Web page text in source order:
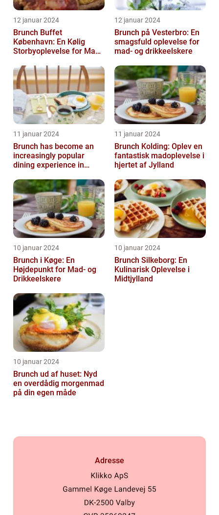
12 januar 2024
Brunch Buffet
København: En Kølig
Storbyoplevelse for Mad-
12 januar 2024
Brunch på Vesterbro: En
smagsfuld oplevelse for
mad- og drikkeelskere
11 januar 2024
Brunch has become an
increasingly popular
dining experience in
locals and tou...
11 januar 2024
Brunch Kolding: Oplev en
fantastisk madoplevelse i
hjertet af Jylland
10 januar 2024
Brunch i Køge: En
Højdepunkt for Mad- og
Drikkeelskere
10 januar 2024
Brunch Silkeborg: En
Kulinarisk Oplevelse i
Midtjylland
10 januar 2024
Brunch ud af huset: Nyd
en overdådig morgenmad
på din egen måde
Adresse